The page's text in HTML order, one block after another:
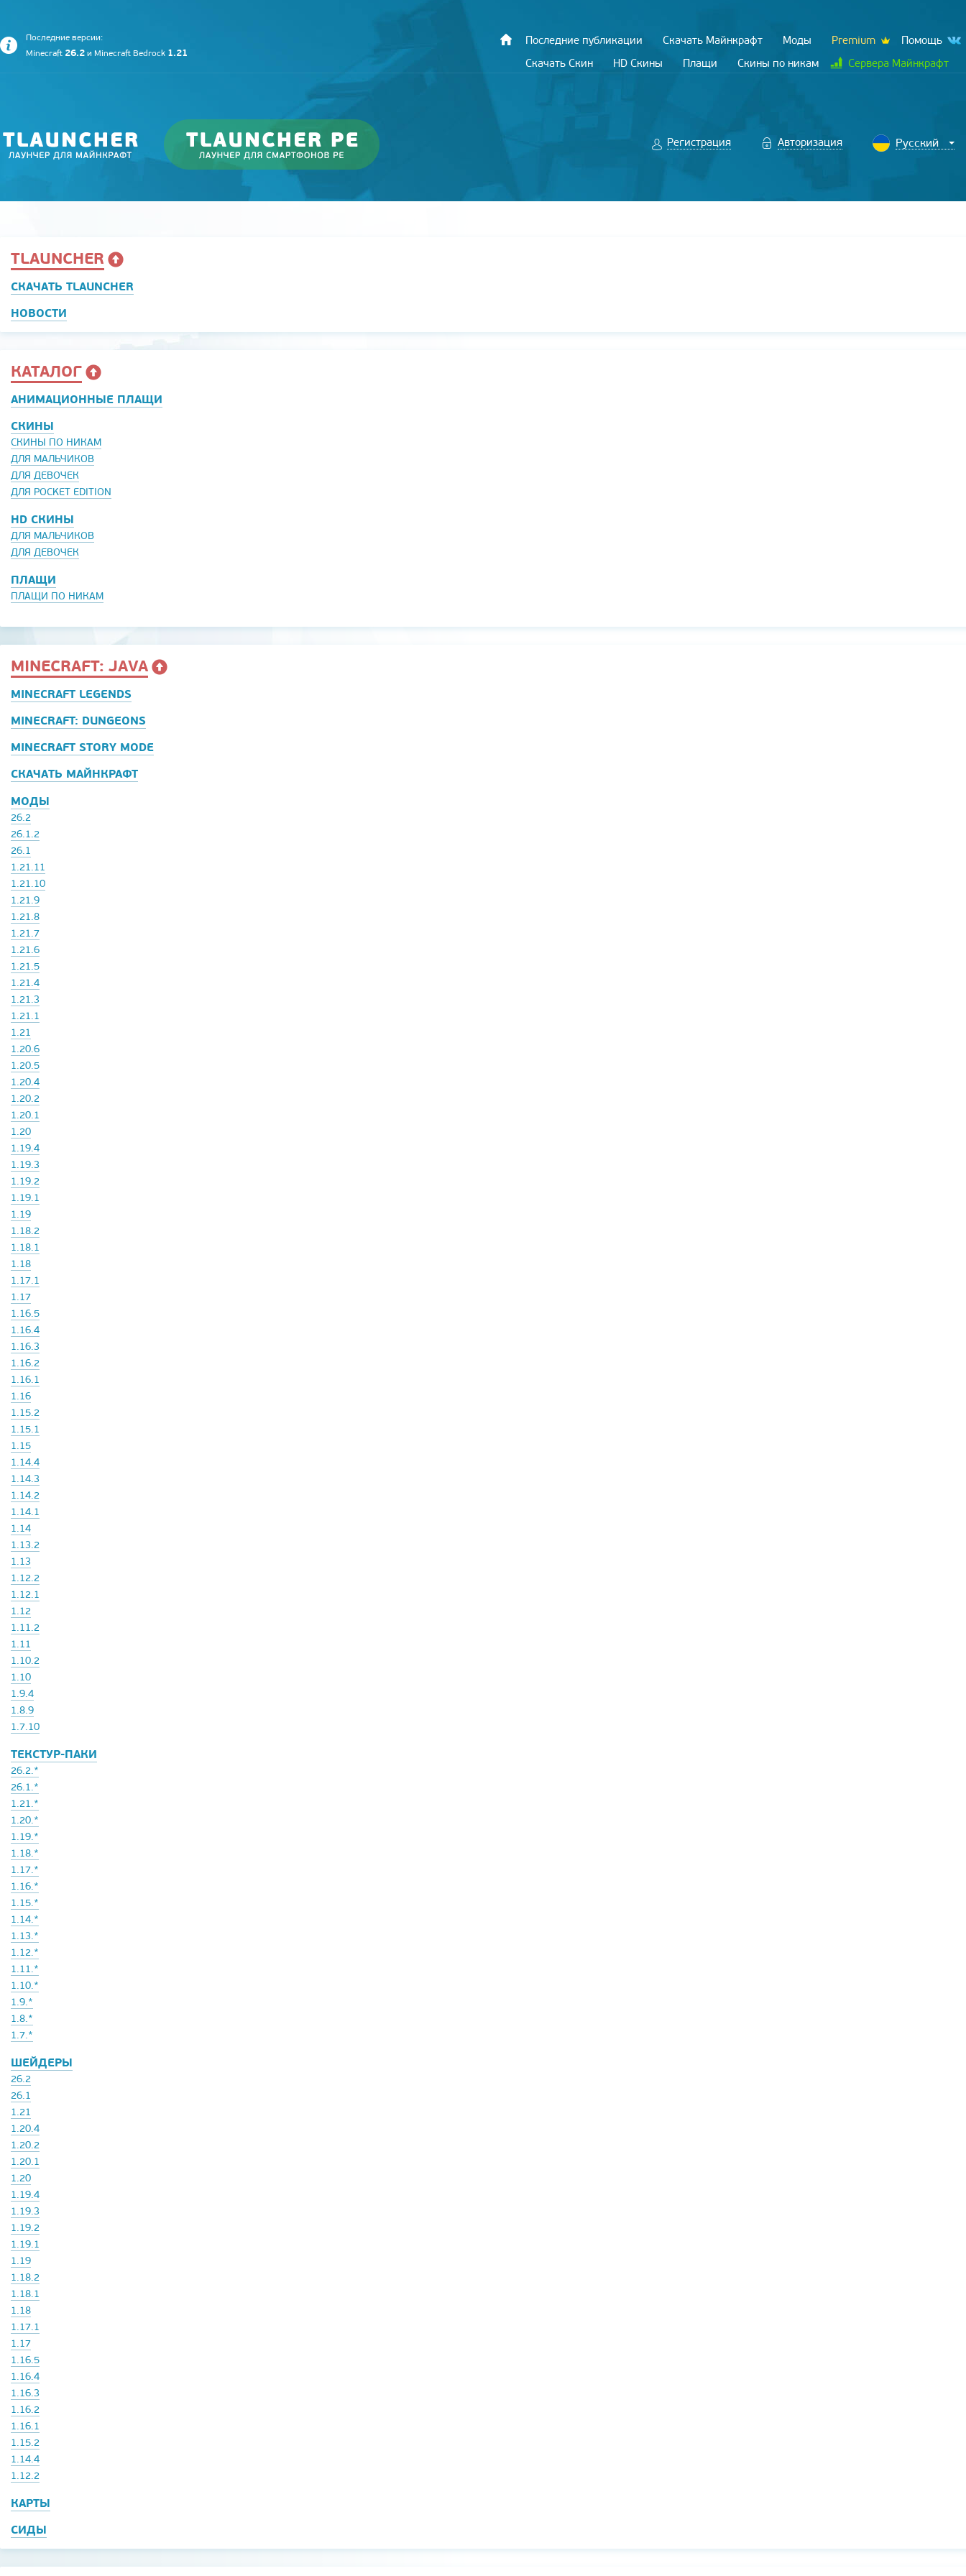
Последние версии:
Minecraft 26.2 и Minecraft Bedrock 1.21
Последние публикации Скачать Майнкрафт Моды Premium
Помощь
Скачать Скин
HD Скины Плащи Скины по никам Сервера Майнкрафт
Регистрация Авторизация
TLAUNCHER
СКАЧАТЬ TLAUNCHER
НОВОСТИ
КАТАЛОГ
АНИМАЦИОННЫЕ ПЛАЩИ
СКИНЫ
СКИНЫ ПО НИКАМ
ДЛЯ МАЛЬЧИКОВ
ДЛЯ ДЕВОЧЕК
ДЛЯ POCKET EDITION
HD СКИНЫ
ДЛЯ МАЛЬЧИКОВ
ДЛЯ ДЕВОЧЕК
ПЛАЩИ
ПЛАЩИ ПО НИКАМ
MINECRAFT: JAVA
MINECRAFT LEGENDS
MINECRAFT: DUNGEONS
MINECRAFT STORY MODE
СКАЧАТЬ МАЙНКРАФТ
МОДЫ
26.2
26.1.2
26.1
1.21.11
1.21.10
1.21.9
1.21.8
1.21.7
1.21.6
1.21.5
1.21.4
1.21.3
1.21.1
1.21
1.20.6
1.20.5
1.20.4
1.20.2
1.20.1
1.20
1.19.4
1.19.3
1.19.2
1.19.1
1.19
1.18.2
1.18.1
1.18
1.17.1
1.17
1.16.5
1.16.4
1.16.3
1.16.2
1.16.1
1.16
1.15.2
1.15.1
1.15
1.14.4
1.14.3
1.14.2
1.14.1
1.14
1.13.2
1.13
1.12.2
1.12.1
1.12
1.11.2
1.11
1.10.2
1.10
1.9.4
1.8.9
1.7.10
ТЕКСТУР-ПАКИ
26.2.*
26.1.*
1.21.*
1.20.*
1.19.*
1.18.*
1.17.*
1.16.*
1.15.*
1.14.*
1.13.*
1.12.*
1.11.*
1.10.*
1.9.*
1.8.*
1.7.*
ШЕЙДЕРЫ
26.2
26.1
1.21
1.20.4
1.20.2
1.20.1
1.20
1.19.4
1.19.3
1.19.2
1.19.1
1.19
1.18.2
1.18.1
1.18
1.17.1
1.17
1.16.5
1.16.4
1.16.3
1.16.2
1.16.1
1.15.2
1.14.4
1.12.2
КАРТЫ
СИДЫ